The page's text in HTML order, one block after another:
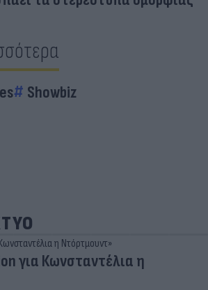
Showbiz
για Κωνσταντέλια η